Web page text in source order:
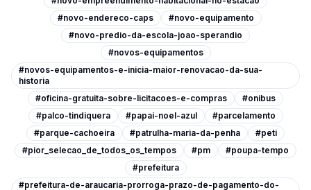
#novo-endereco-caps
#novo-equipamento
#novo-predio-da-escola-joao-sperandio
#novos-equipamentos
#novos-equipamentos-e-inicia-maior-renovacao-da-sua-
historia
#oficina-gratuita-sobre-licitacoes-e-compras
#onibus
#palco-tindiquera
#papai-noel-azul
#parcelamento
#parque-cachoeira
#patrulha-maria-da-penha
#peti
#pior_selecao_de_todos_os_tempos
#pm
#poupa-tempo
#prefeitura
#prefeitura-de-araucaria-prorroga-prazo-de-pagamento-do-